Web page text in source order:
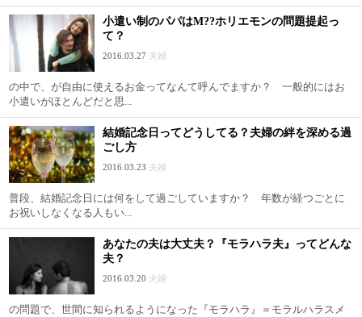
小遣い制のパパはM??ホリエモンの問題提起っ
て？
2016.03.27 夫婦
の中で、が自由に使えるお金ってなんて呼んでますか？ 一般的にはお
小遣いがほとんどだと思...
結婚記念日ってどうしてる？夫婦の絆を深める過
ごし方
2016.03.23 夫婦
普段、結婚記念日には何をして過ごしていますか？ 年数が経つごとに
お祝いしなくなる人もい...
あなたの夫は大丈夫？『モラハラ夫』ってどんな
夫？
2016.03.20 夫婦
の問題で、世間に知られるようになった『モラハラ』＝モラルハラスメ